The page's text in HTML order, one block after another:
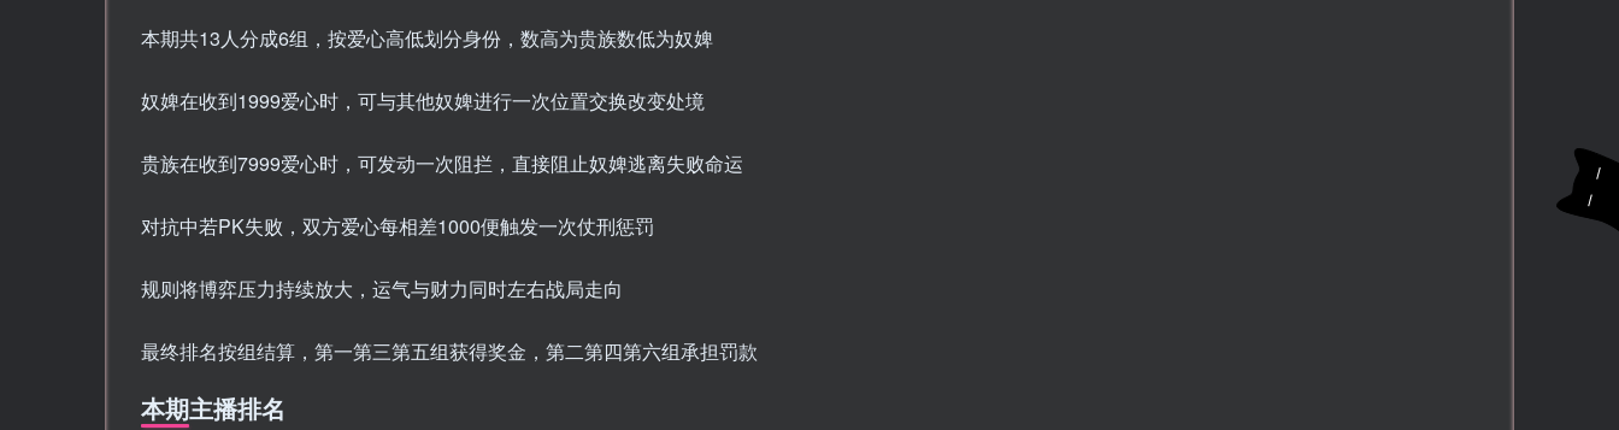
本期共13人分成6组，按爱心高低划分身份，数高为贵族数低为奴婢
奴婢在收到1999爱心时，可与其他奴婢进行一次位置交换改变处境
贵族在收到7999爱心时，可发动一次阻拦，直接阻止奴婢逃离失败命运
对抗中若PK失败，双方爱心每相差1000便触发一次仗刑惩罚
规则将博弈压力持续放大，运气与财力同时左右战局走向
最终排名按组结算，第一第三第五组获得奖金，第二第四第六组承担罚款
本期主播排名